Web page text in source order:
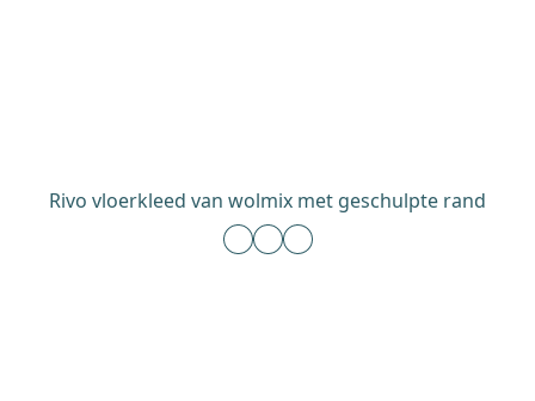
Rivo vloerkleed van wolmix met geschulpte rand